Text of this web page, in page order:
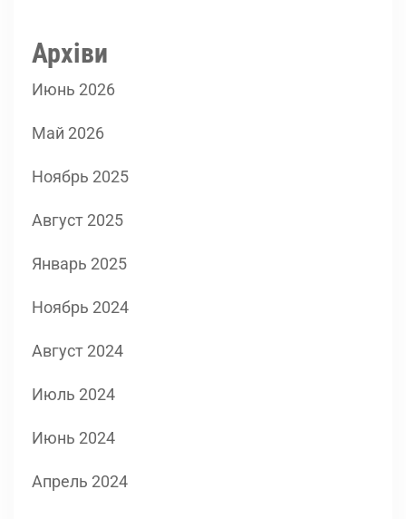
Архіви
Июнь 2026
Май 2026
Ноябрь 2025
Август 2025
Январь 2025
Ноябрь 2024
Август 2024
Июль 2024
Июнь 2024
Апрель 2024